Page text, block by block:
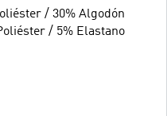
/ 30% Algodón
/ 5% Elastano